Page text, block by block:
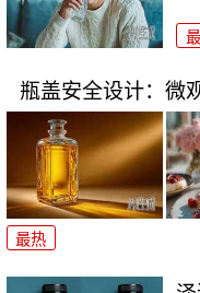
瓶盖安全设计：微
最热